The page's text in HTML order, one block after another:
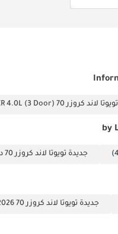
تويوتا لاند كروزر 70 VXR 4.0L (3 Door)
جديدة تويوتا لاند كروزر 70 دبي
جديدة تويوتا لاند كروزر 70 2026